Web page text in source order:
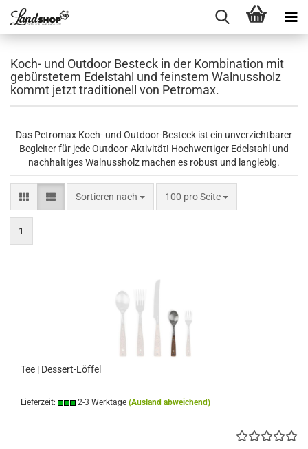
Koch- und Outdoor Besteck in der Kombination mit
gebürstetem Edelstahl und feinstem Walnussholz
kommt jetzt traditionell von Petromax.
Das Petromax Koch- und Outdoor-Besteck ist ein unverzichtbarer
Begleiter für jede Outdoor-Aktivität! Hochwertiger Edelstahl und
nachhaltiges Walnussholz machen es robust und langlebig.
Sortieren nach
Sortieren nach 100 pro Seite
pro Seite
1
Tee | Dessert-Löffel
Lieferzeit: 2-3 Werktage (Ausland abweichend)